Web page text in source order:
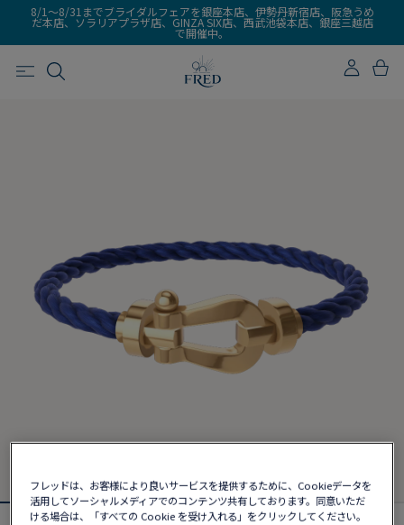
8/1～8/31までブライダルフェアを銀座本店、伊勢丹新宿店、阪急うめ
だ本店、ソラリアプラザ店、GINZA SIX店、西武池袋本店、銀座三越店
で開催中。
フレッドは、お客様により良いサービスを提供するために、Cookieデータを
活用してソーシャルメディアでのコンテンツ共有しております。同意いただ
ける場合は、「すべての Cookie を受け入れる」をクリックしてください。